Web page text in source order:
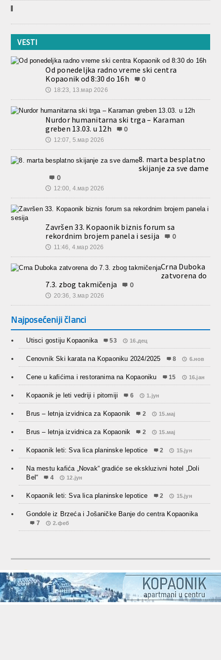
VESTI
Od ponedeljka radno vreme ski centra
Kopaonik od 8:30 do 16h
0
🕔 18:23, 13.мар 2026
Nurdor humanitarna ski trga – Karaman
greben 13.03. u 12h
0
🕔 12:07, 5.мар 2026
8. marta besplatno
skijanje za sve dame
0
🕔 12:00, 4.мар 2026
Završen 33. Kopaonik biznis forum sa
rekordnim brojem panela i sesija
0
🕔 11:46, 4.мар 2026
Crna Duboka
zatvorena do
7.3. zbog takmičenja
0
🕔 20:36, 3.мар 2026
Najposećeniji članci
Utisci gostiju Kopaonika 53 16.дец
Cenovnik Ski karata na Kopaoniku 2024/2025 8 6.нов
Cene u kafićima i restoranima na Kopaoniku 15 16.јан
Kopaonik je leti vedriji i pitomiji 6 1.јун
Brus – letnja izvidnica za Kopaonik 2 15.мај
Brus – letnja izvidnica za Kopaonik 2 15.мај
Kopaonik leti: Sva lica planinske lepotice 2 15.јун
Na mestu kafića „Novak“ gradiće se ekskluzivni hotel „Doli
Bel“
4 12.јун
Kopaonik leti: Sva lica planinske lepotice 2 15.јун
Gondole iz Brzeća i Jošaničke Banje do centra Kopaonika
7 2.феб
© 2013-2018Kopaonik.rs - turistički portal .